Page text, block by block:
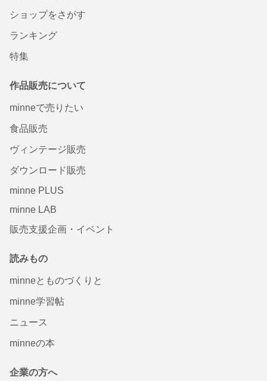
ショップをさがす
ランキング
特集
作品販売について
minneで売りたい
食品販売
ヴィンテージ販売
ダウンロード販売
minne PLUS
minne LAB
販売支援企画・イベント
読みもの
minneとものづくりと
minne学習帖
ニュース
minneの本
企業の方へ